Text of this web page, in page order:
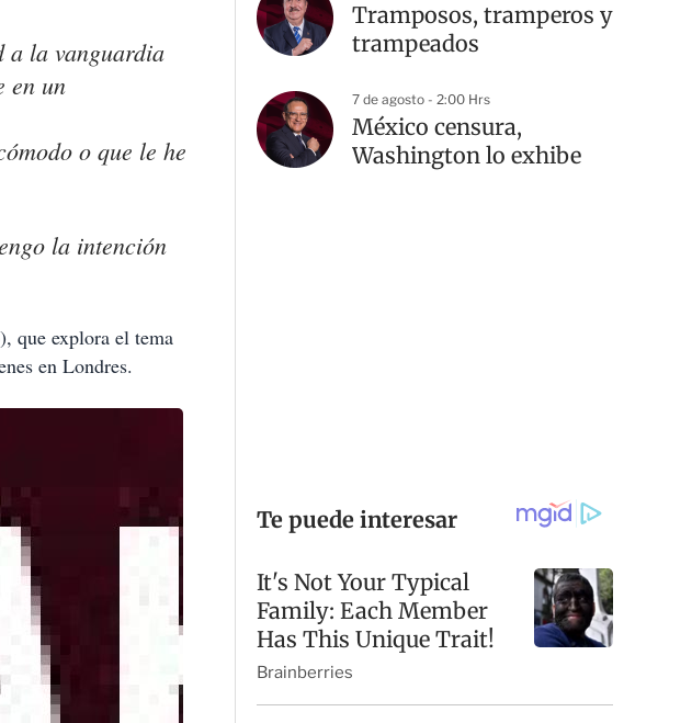
a la vanguardia
en un
o que le he
la intención
que explora el tema
en Londres.
Tramposos, tramperos y
trampeados
7 de agosto - 2:00 Hrs
México censura,
Washington lo exhibe